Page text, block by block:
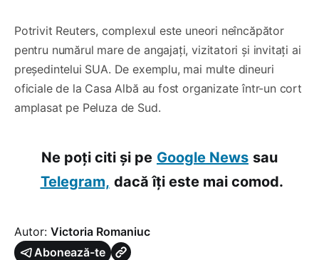
Potrivit Reuters, complexul este uneori neîncăpător
pentru numărul mare de angajați, vizitatori și invitați ai
președintelui SUA. De exemplu, mai multe dineuri
oficiale de la Casa Albă au fost organizate într-un cort
amplasat pe Peluza de Sud.
Ne poți citi și pe Google News sau
Telegram, dacă îți este mai comod.
Autor: Victoria Romaniuc
Abonează-te